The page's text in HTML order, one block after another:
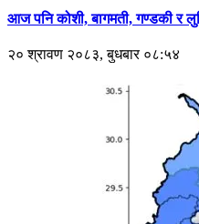
आज पनि कोशी, बागमती, गण्डकी र
२० श्रावण २०८३, बुधबार ०८:५४